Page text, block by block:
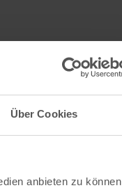
Über Cookies
anbieten zu können